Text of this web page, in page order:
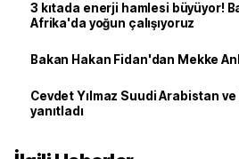
3 kıtada enerji hamlesi büyüyor!
Afrika'da yoğun çalışıyoruz
Bakan Hakan Fidan'dan Mekke
Cevdet Yılmaz Suudi Arabistan ve
yanıtladı